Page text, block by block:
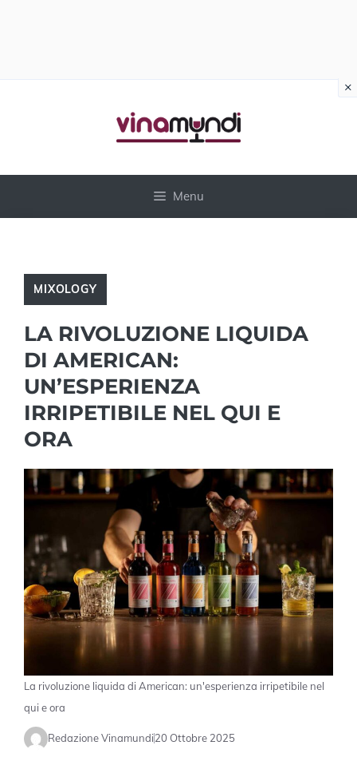
Menu
MIXOLOGY
LA RIVOLUZIONE LIQUIDA
DI AMERICAN:
UN’ESPERIENZA
IRRIPETIBILE NEL QUI E
ORA
La rivoluzione liquida di American: un'esperienza irripetibile nel
qui e ora
Redazione Vinamundi20 Ottobre 2025
×